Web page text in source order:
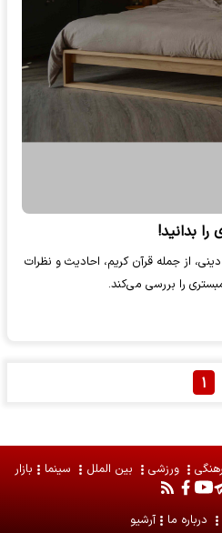
بدانید!
از جمله قرآن کریم، احادیث و نظرات
را بررسی می‌کند.
۱
ورزشی بین الملل سینما بازار
درباره ما آرشیو